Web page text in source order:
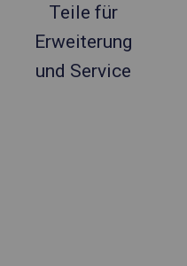
Teile für
Erweiterung
und Service